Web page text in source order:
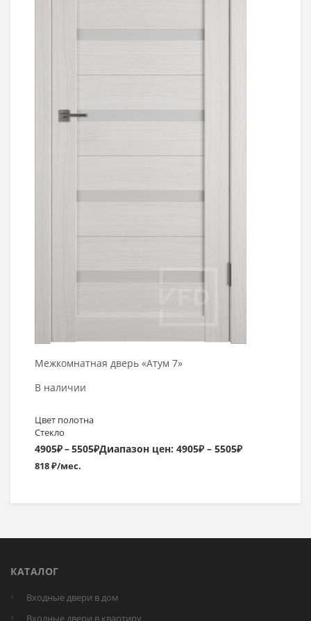
Межкомнатная дверь «Атум 7»
В наличии
Цвет полотна
Стекло
4905₽–5505₽Диапазон цен: 4905₽ – 5505₽
818 ₽/мес.
КАТАЛОГ
Входные двери в дом
Входные двери в квартиру